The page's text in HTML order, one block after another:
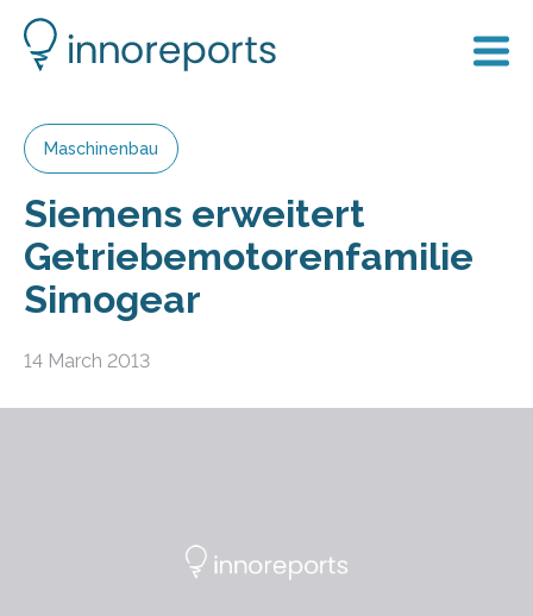
Maschinenbau
Siemens erweitert
Getriebemotorenfamilie
Simogear
14 March 2013